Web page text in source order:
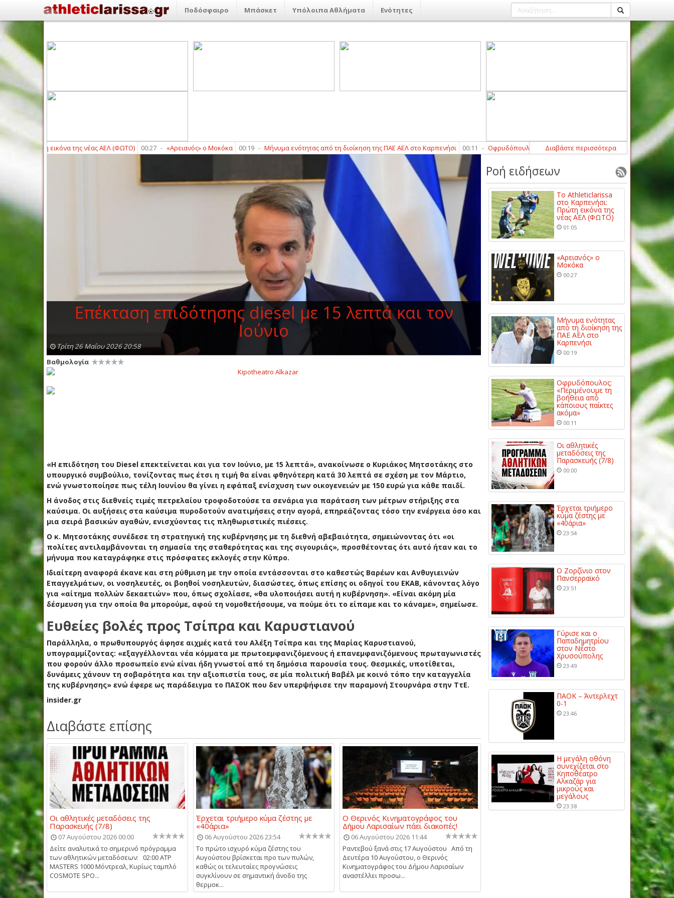
Ποδόσφαιρο Μπάσκετ Υπόλοιπα Αθλήματα Ενότητες
Πρώτη εικόνα της νέας ΑΕΛ (ΦΩΤΟ) 00:27 «Αρειανός» ο Μοκόκα 00:19 Μήνυμα ενότητας από τη διοίκηση της ΠΑΕ ΑΕΛ στο Καρπενήσι 00:11 Οφρυδόπουλος: «Περιμένουμε τη βοήθεια από κάποιους παίκτες
Διαβάστε περισσότερα
Επέκταση επιδότησης diesel με 15 λεπτά και τον
Ιούνιο
Τρίτη 26 Μαΐου 2026 20:58
Βαθμολογία
«Η επιδότηση του Diesel επεκτείνεται και για τον Ιούνιο, με 15 λεπτά», ανακοίνωσε ο Kυριάκος Μητσοτάκης στο
υπουργικό συμβούλιο, τονίζοντας πως έτσι η τιμή θα είναι φθηνότερη κατά 30 λεπτά σε σχέση με τον Μάρτιο,
ενώ γνωστοποίησε πως τέλη Ιουνίου θα γίνει η εφάπαξ ενίσχυση των οικογενειών με 150 ευρώ για κάθε παιδί.
H άνοδος στις διεθνείς τιμές πετρελαίου τροφοδοτούσε τα σενάρια για παράταση των μέτρων στήριξης στα
καύσιμα. Οι αυξήσεις στα καύσιμα πυροδοτούν ανατιμήσεις στην αγορά, επηρεάζοντας τόσο την ενέργεια όσο και
μια σειρά βασικών αγαθών, ενισχύοντας τις πληθωριστικές πιέσεις.
Ο κ. Μητσοτάκης συνέδεσε τη στρατηγική της κυβέρνησης με τη διεθνή αβεβαιότητα, σημειώνοντας ότι «οι
πολίτες αντιλαμβάνονται τη σημασία της σταθερότητας και της σιγουριάς», προσθέτοντας ότι αυτό ήταν και το
μήνυμα που καταγράφηκε στις πρόσφατες εκλογές στην Κύπρο.
Ιδιαίτερη αναφορά έκανε και στη ρύθμιση με την οποία εντάσσονται στο καθεστώς Βαρέων και Ανθυγιεινών
Επαγγελμάτων, οι νοσηλευτές, οι βοηθοί νοσηλευτών, διασώστες, όπως επίσης οι οδηγοί του ΕΚΑΒ, κάνοντας λόγο
για «αίτημα πολλών δεκαετιών» που, όπως σχολίασε, «θα υλοποιήσει αυτή η κυβέρνηση». «Είναι ακόμη μία
δέσμευση για την οποία θα μπορούμε, αφού τη νομοθετήσουμε, να πούμε ότι το είπαμε και το κάναμε», σημείωσε.
Ευθείες βολές προς Τσίπρα και Καρυστιανού
Παράλληλα, ο πρωθυπουργός άφησε αιχμές κατά του Αλέξη Τσίπρα και της Μαρίας Καρυστιανού,
υπογραμμίζοντας: «εξαγγέλλονται νέα κόμματα με πρωτοεμφανιζόμενους ή επανεμφανιζόμενους πρωταγωνιστές
που φορούν άλλο προσωπείο ενώ είναι ήδη γνωστοί από τη δημόσια παρουσία τους. Θεσμικές, υποτίθεται,
δυνάμεις χάνουν τη σοβαρότητα και την αξιοπιστία τους, σε μία πολιτική Βαβέλ με κοινό τόπο την καταγγελία
της κυβέρνησης» ενώ έφερε ως παράδειγμα το ΠΑΣΟΚ που δεν υπερψήφισε την παραμονή Στουρνάρα στην ΤτΕ.
insider.gr
Διαβάστε επίσης
Οι αθλητικές μεταδόσεις της
Παρασκευής (7/8)
07 Αυγούστου 2026 00:00
Δείτε αναλυτικά το σημερινό πρόγραμμα
των αθλητικών μεταδόσεων: 02:00 ATP
MASTERS 1000 Μόντρεαλ, Κυρίως ταμπλό
COSMOTE SPO...
Έρχεται τριήμερο κύμα ζέστης με
«40άρια»
06 Αυγούστου 2026 23:54
Το πρώτο ισχυρό κύμα ζέστης του
Αυγούστου βρίσκεται προ των πυλών,
καθώς οι τελευταίες προγνώσεις
συγκλίνουν σε σημαντική άνοδο της
θερμοκ...
Ο Θερινός Κινηματογράφος του
Δήμου Λαρισαίων πάει διακοπές!
06 Αυγούστου 2026 11:44
Ραντεβού ξανά στις 17 Αυγούστου Από τη
Δευτέρα 10 Αυγούστου, ο Θερινός
Κινηματογράφος του Δήμου Λαρισαίων
αναστέλλει προσω...
Ροή ειδήσεων
Το Athleticlarissa
στο Καρπενήσι:
Πρώτη εικόνα της
νέας ΑΕΛ (ΦΩΤΟ)
01:05
«Αρειανός» ο
Μοκόκα
00:27
Μήνυμα ενότητας
από τη διοίκηση της
ΠΑΕ ΑΕΛ στο
Καρπενήσι
00:19
Οφρυδόπουλος:
«Περιμένουμε τη
βοήθεια από
κάποιους παίκτες
ακόμα»
00:11
Οι αθλητικές
μεταδόσεις της
Παρασκευής (7/8)
00:00
Έρχεται τριήμερο
κύμα ζέστης με
«40άρια»
23:54
Ο Ζορζίνιο στον
Πανσερραϊκό
23:51
Γύρισε και ο
Παπαδημητρίου
στον Νέστο
Χρυσούπολης
23:49
ΠΑΟΚ – Άντερλεχτ
0-1
23:46
Η μεγάλη οθόνη
συνεχίζεται στο
Κηποθέατρο
Αλκαζάρ για
μικρούς και
μεγάλους
23:38